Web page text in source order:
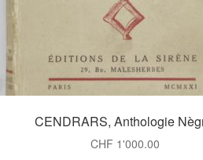
CENDRARS, Anthologie
CHF 1'000.00